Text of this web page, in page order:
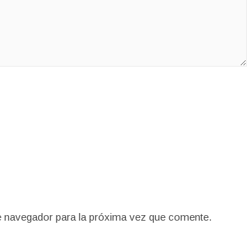
para la próxima vez que comente.